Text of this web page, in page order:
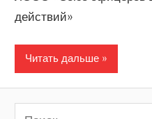
действий»
Читать дальше